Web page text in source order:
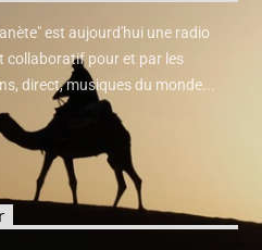
est aujourd'hui une radio
collaboratif pour et par les
direct, musiques du monde...